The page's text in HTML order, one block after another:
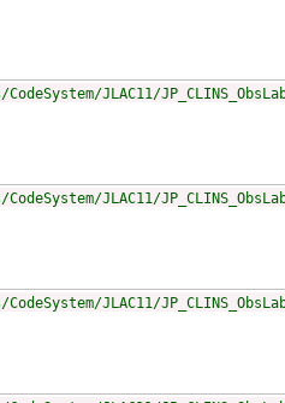
JLAC11/
JLAC11/
JLAC11/